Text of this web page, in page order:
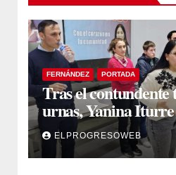
FERNÁNDEZ PORTADA
Tras el contundente
urnas, Yanina
encuentro con
en Fernández
ELPROGRESOWEB